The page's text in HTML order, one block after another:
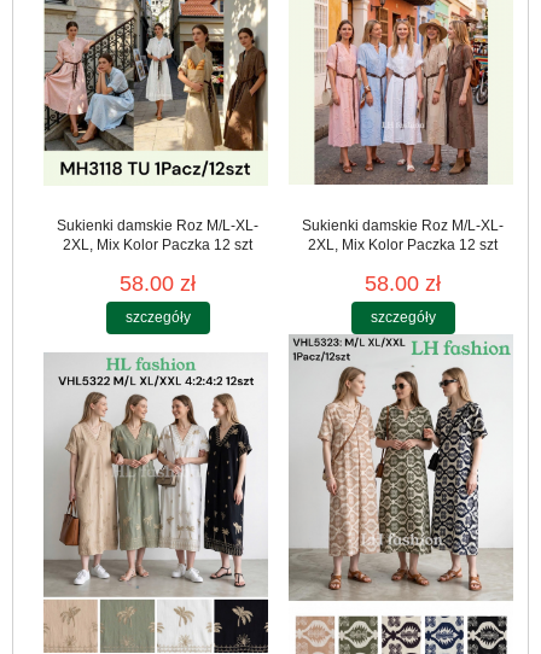
Sukienki damskie Roz M/L-XL-
2XL, Mix Kolor Paczka 12 szt
58.00 zł
szczegóły
Sukienki damskie Roz M/L-XL-
2XL, Mix Kolor Paczka 12 szt
58.00 zł
szczegóły